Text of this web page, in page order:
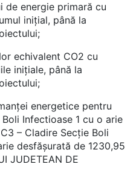
de energie primară cu
inițial, până la
echivalent CO2 cu
inițiale, până la
energetice pentru
Infectioase 1 cu o arie
– Cladire Secție Boli
desfășurată de 1230,95
JUDETEAN DE